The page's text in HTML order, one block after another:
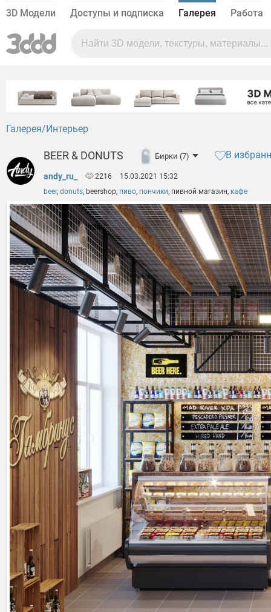
3D Модели Доступы и подписка Галерея Работа
Галерея Интерьер
BEER & DONUTS Бирки (7) В
andy_ru_ 2216
15.03.2021 15:32
beer, donuts, beershop, пиво, пончики, пивной магазин, кафе